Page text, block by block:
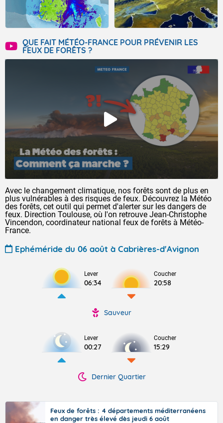
QUE FAIT MÉTÉO-FRANCE POUR PRÉVENIR LES
FEUX DE FORÊTS ?
Avec le changement climatique, nos forêts sont de plus en
plus vulnérables à des risques de feux. Découvrez la Météo
des forêts, cet outil qui permet d'alerter sur les dangers de
feux. Direction Toulouse, où l'on retrouve Jean-Christophe
Vincendon, coordinateur national feux de forêts à Météo-
France.
Ephéméride du 06 août à Cabrières-d'Avignon
Lever
06:34
Coucher
20:58
Sauveur
Lever
00:27
Coucher
15:29
Dernier Quartier
Feux de forêts : 4 départements méditerranéens
en danger très élevé dès jeudi 6 août